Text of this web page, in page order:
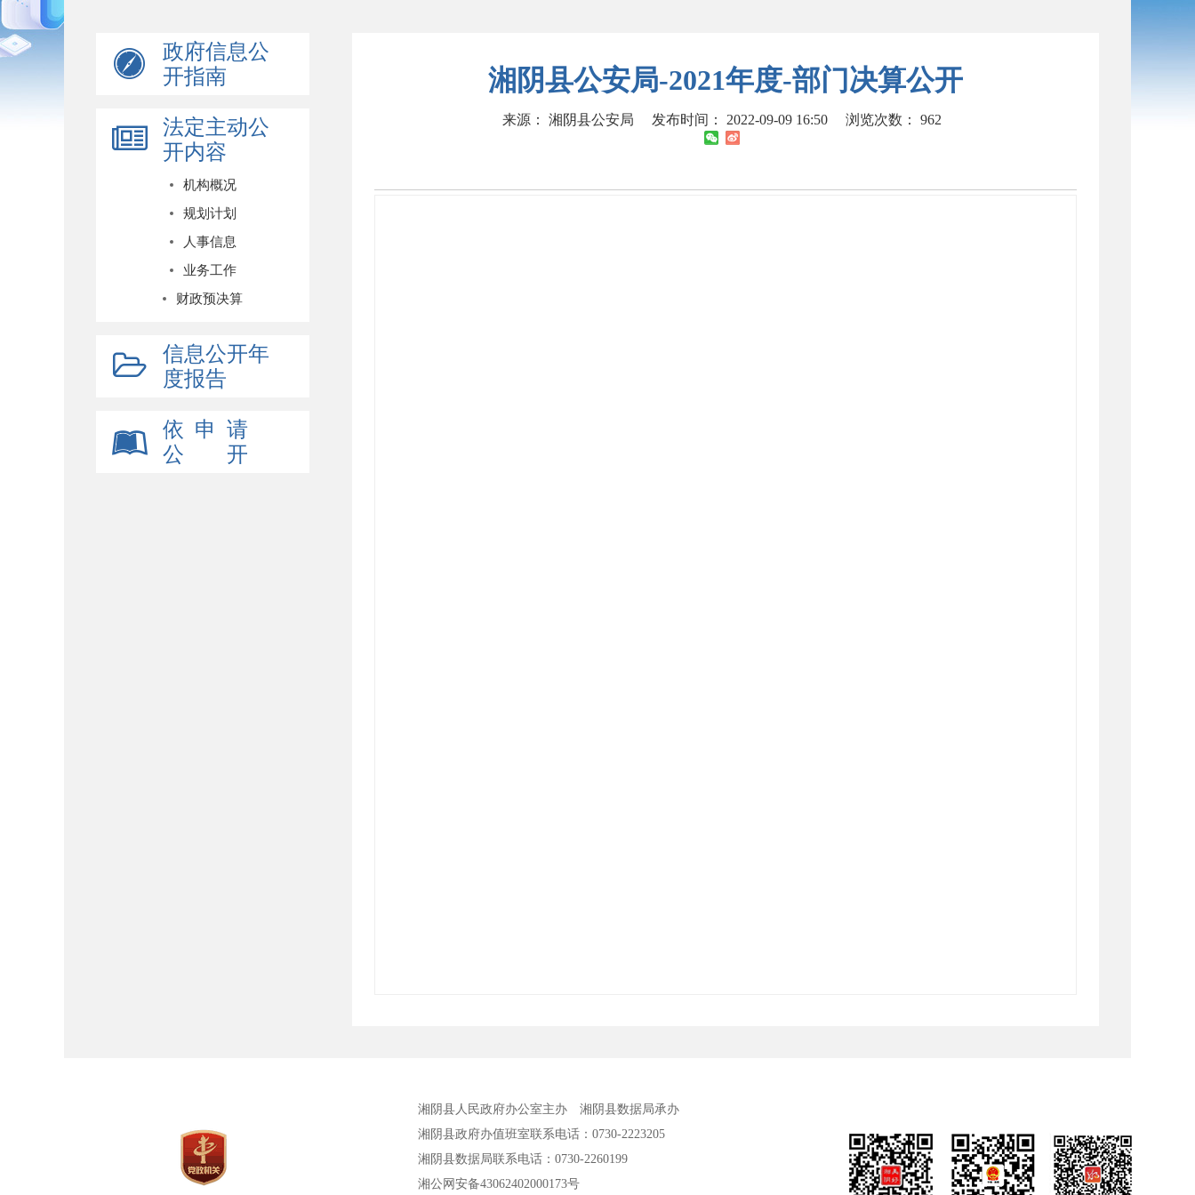
政府信息公
开指南
法定主动公
开内容
机构概况
规划计划
人事信息
业务工作
财政预决算
信息公开年
度报告
依 申 请
公 开
湘阴县公安局-2021年度-部门决算公开
来源： 湘阴县公安局 发布时间： 2022-09-09 16:50 浏览次数： 962
湘阴县人民政府办公室主办
湘阴县数据局承办
湘阴县政府办值班室联系电话：0730-2223205
湘阴县数据局联系电话：0730-2260199
湘公网安备43062402000173号